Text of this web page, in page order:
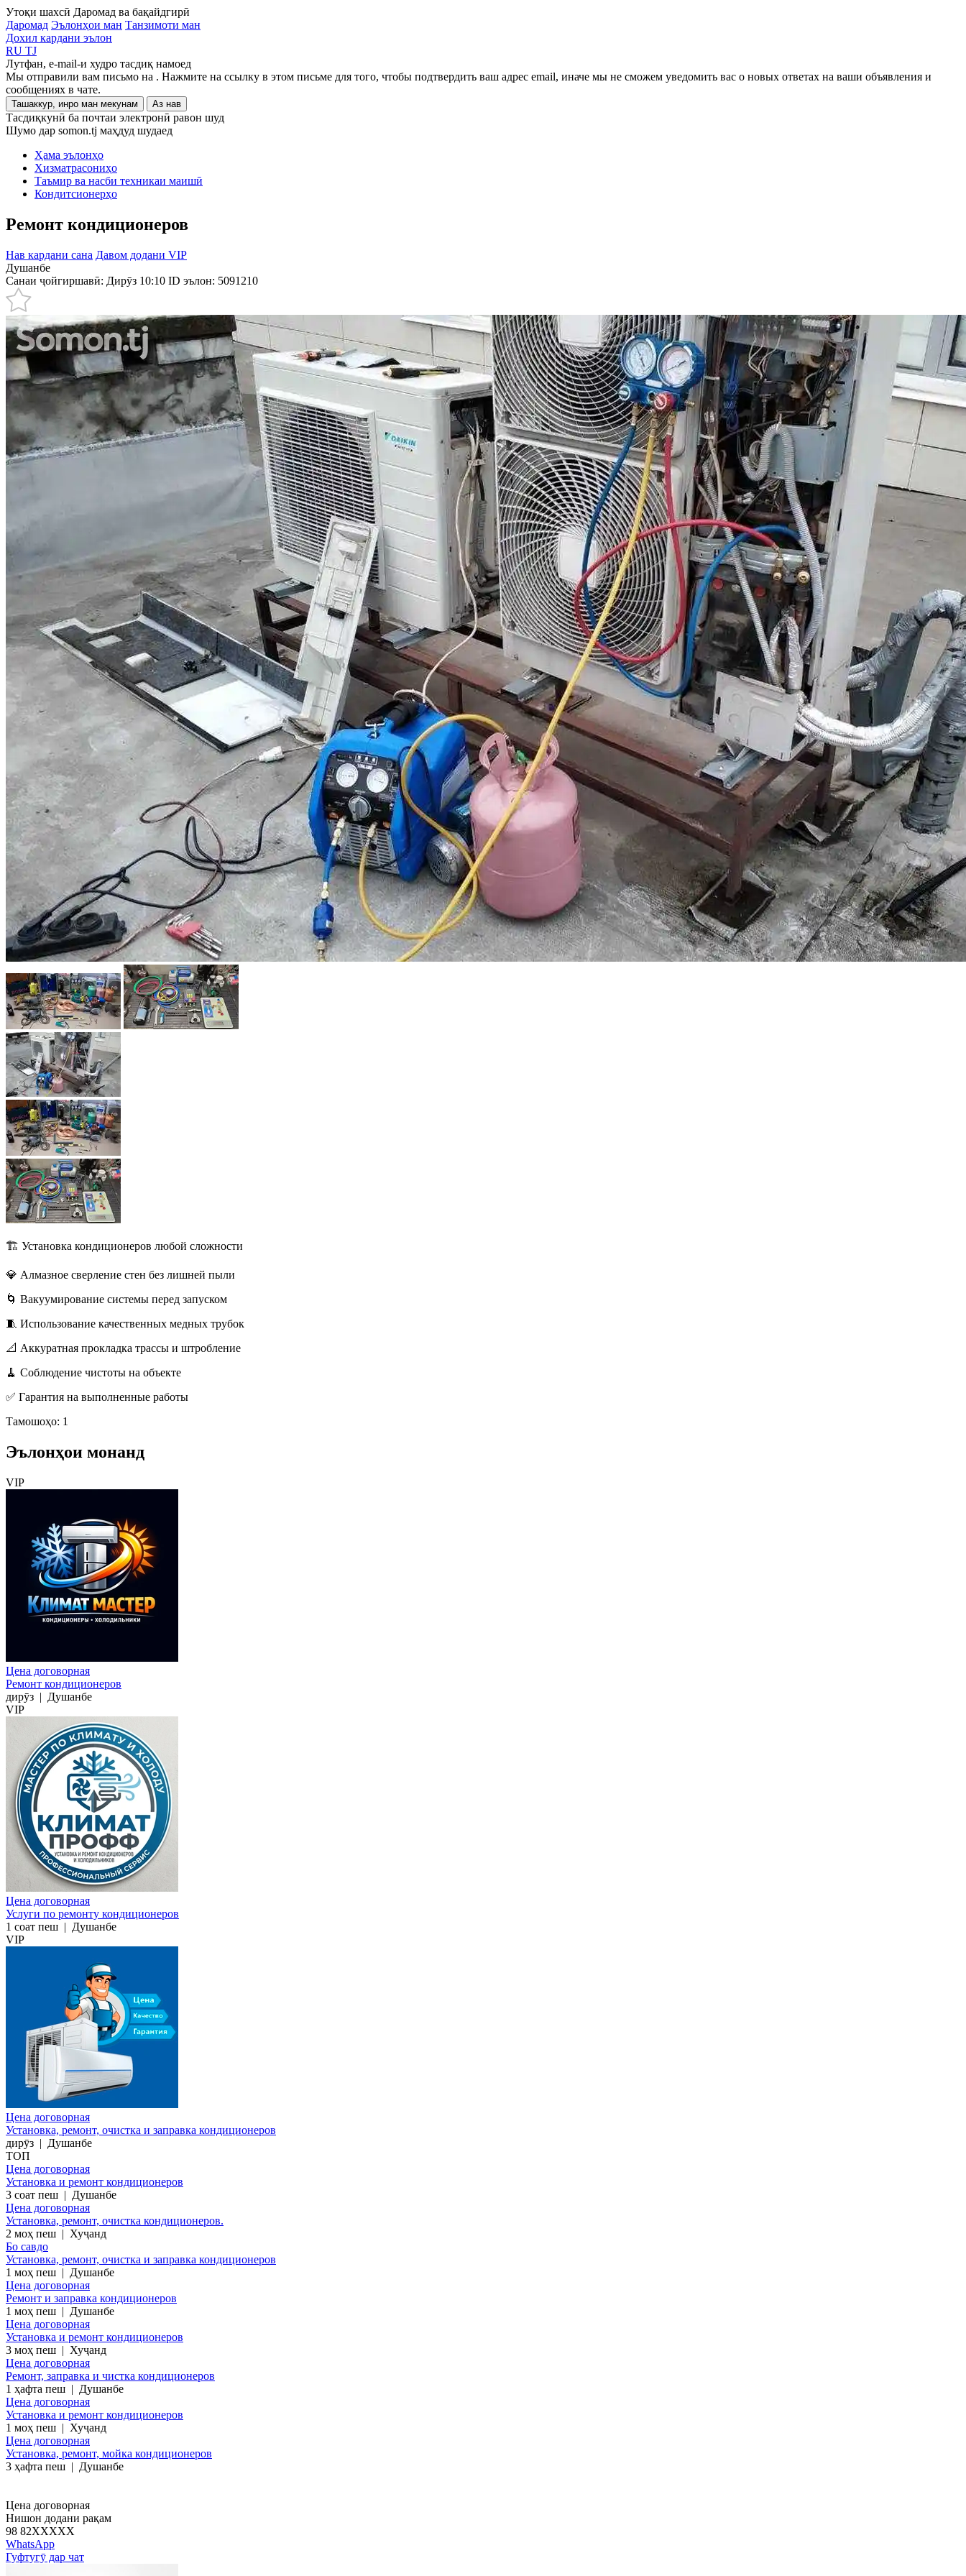
Утоқи шахсӣ Даромад ва бақайдгирӣ
Даромад Эълонҳои ман Танзимоти ман
Дохил кардани эълон
RU TJ
Лутфан, e-mail-и худро тасдиқ намоед
Мы отправили вам письмо на . Нажмите на ссылку в этом письме для того, чтобы подтвердить ваш адрес email, иначе мы не сможем уведомить вас о новых ответах на ваши объявления и
сообщениях в чате.
Ташаккур, инро ман мекунам Аз нав
Тасдиқкунӣ ба почтаи электронӣ равон шуд
Шумо дар somon.tj маҳдуд шудаед
Ҳама эълонҳо
Хизматрасониҳо
Таъмир ва насби техникаи маишӣ
Кондитсионерҳо
Ремонт кондиционеров
Нав кардани сана Давом додани VIP
Душанбе
Санаи ҷойгиршавӣ: Дирӯз 10:10 ID эълон: 5091210
🏗️ Установка кондиционеров любой сложности
💎 Алмазное сверление стен без лишней пыли
🌀 Вакуумирование системы перед запуском
🧵 Использование качественных медных трубок
📐 Аккуратная прокладка трассы и штробление
🧹 Соблюдение чистоты на объекте
✅ Гарантия на выполненные работы
Тамошоҳо: 1
Эълонҳои монанд
VIP
Цена договорная
Ремонт кондиционеров
дирӯз | Душанбе
VIP
Цена договорная
Услуги по ремонту кондиционеров
1 соат пеш | Душанбе
VIP
Цена договорная
Установка, ремонт, очистка и заправка кондиционеров
дирӯз | Душанбе
ТОП
Цена договорная
Установка и ремонт кондиционеров
3 соат пеш | Душанбе
Цена договорная
Установка, ремонт, очистка кондиционеров.
2 моҳ пеш | Хуҷанд
Бо савдо
Установка, ремонт, очистка и заправка кондиционеров
1 моҳ пеш | Душанбе
Цена договорная
Ремонт и заправка кондиционеров
1 моҳ пеш | Душанбе
Цена договорная
Установка и ремонт кондиционеров
3 моҳ пеш | Хуҷанд
Цена договорная
Ремонт, заправка и чистка кондиционеров
1 ҳафта пеш | Душанбе
Цена договорная
Установка и ремонт кондиционеров
1 моҳ пеш | Хуҷанд
Цена договорная
Установка, ремонт, мойка кондиционеров
3 ҳафта пеш | Душанбе
Цена договорная
Нишон додани рақам
98 82XXXXX
WhatsApp
Гуфтугӯ дар чат